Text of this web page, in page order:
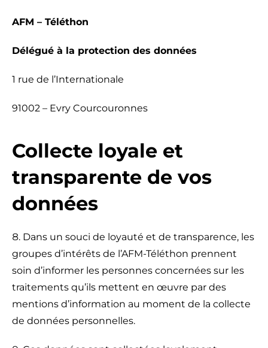
AFM – Téléthon
Délégué à la protection des données
1 rue de l’Internationale
91002 – Evry Courcouronnes
Collecte loyale et
transparente de vos
données
Dans un souci de loyauté et de transparence, les
groupes d’intérêts de l’AFM-Téléthon prennent
soin d’informer les personnes concernées sur les
traitements qu’ils mettent en œuvre par des
mentions d’information au moment de la collecte
de données personnelles.